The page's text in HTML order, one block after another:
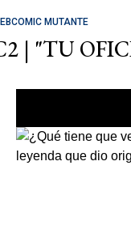
MUTANTE
| "TU